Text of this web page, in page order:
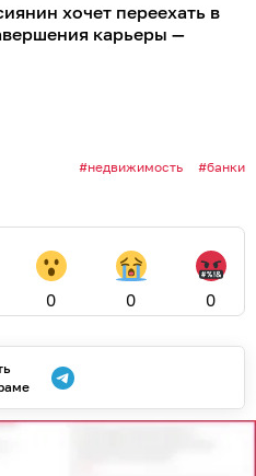
хочет переехать в
карьеры —
недвижимость банки
0 0 0